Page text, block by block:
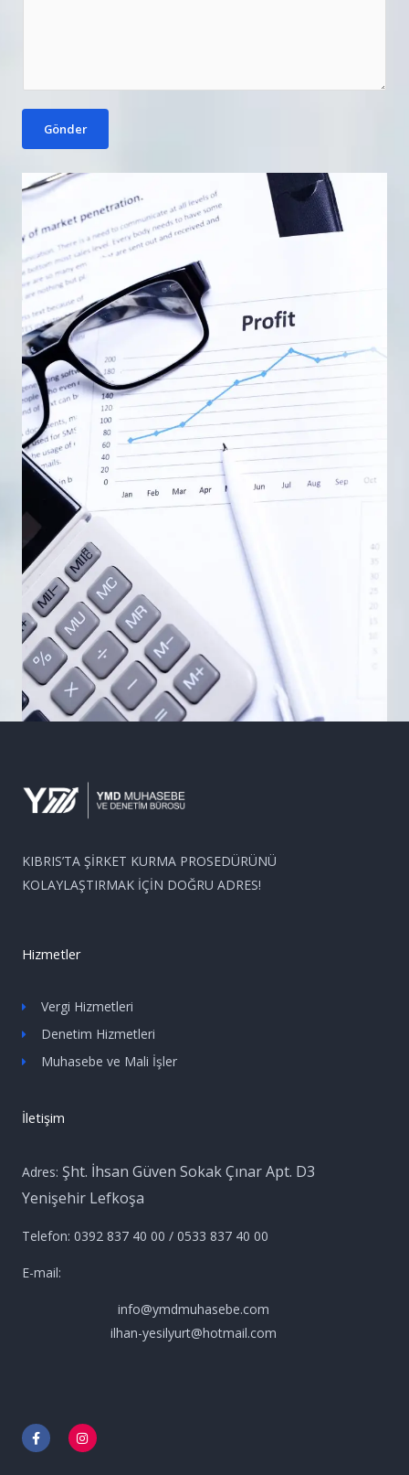
Gönder
KIBRIS’TA ŞİRKET KURMA PROSEDÜRÜNÜ
KOLAYLAŞTIRMAK İÇİN DOĞRU ADRES!
Hizmetler
Vergi Hizmetleri
Denetim Hizmetleri
Muhasebe ve Mali İşler
İletişim
Adres: Şht. İhsan Güven Sokak Çınar Apt. D3
Yenişehir Lefkoşa
Telefon: 0392 837 40 00 / 0533 837 40 00
E-mail:
info@ymdmuhasebe.com
ilhan-yesilyurt@hotmail.com
F
a
c
I
n
s